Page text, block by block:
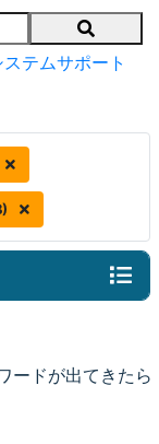
Search
テムサポート
ードが出てきたら